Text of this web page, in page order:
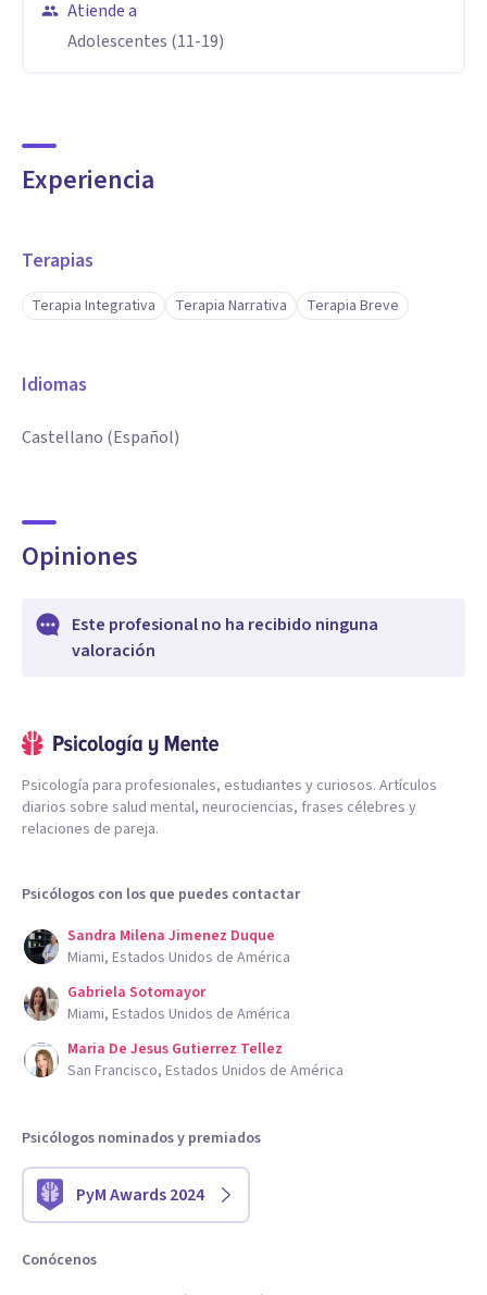
Atiende a
Adolescentes (11-19)
Experiencia
Terapias
Terapia Integrativa Terapia Narrativa Terapia Breve
Idiomas
Castellano (Español)
Opiniones
Este profesional no ha recibido ninguna
valoración
Psicología para profesionales, estudiantes y curiosos. Artículos
diarios sobre salud mental, neurociencias, frases célebres y
relaciones de pareja.
Psicólogos con los que puedes contactar
Sandra Milena Jimenez Duque
Miami, Estados Unidos de América
Gabriela Sotomayor
Miami, Estados Unidos de América
Maria De Jesus Gutierrez Tellez
San Francisco, Estados Unidos de América
Psicólogos nominados y premiados
PyM Awards 2024
Conócenos